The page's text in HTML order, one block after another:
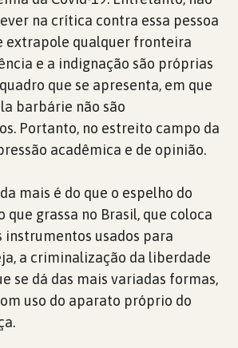
na crítica contra essa pessoa
extrapole qualquer fronteira
e a indignação são próprias
que se apresenta, em que
barbárie não são
Portanto, no estreito campo da
acadêmica e de opinião.
mais é do que o espelho do
grassa no Brasil, que coloca
instrumentos usados para
a criminalização da liberdade
se dá das mais variadas formas,
uso do aparato próprio do